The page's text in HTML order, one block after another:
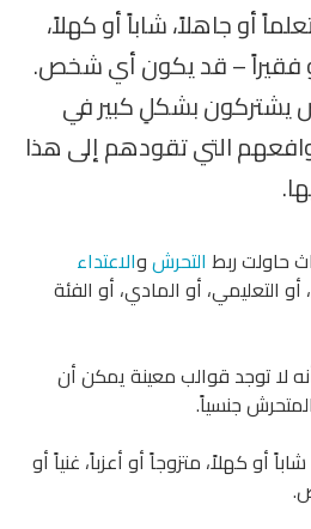
أو جاهلاً، شاباً أو كهلاً،
أو فقيراً – قد يكون أي شخص.
يشتركون بشكلِ كبير في
التي تقودهم إلى هذا
حاولت ربط التحرشوالاعتداء
التعليمي، أو المادي، أو الفئة
لا توجد قوالب معينة يمكن أن
جنسياً.
أو كهلاً، متزوجاً أو أعزباً، غنياً أو